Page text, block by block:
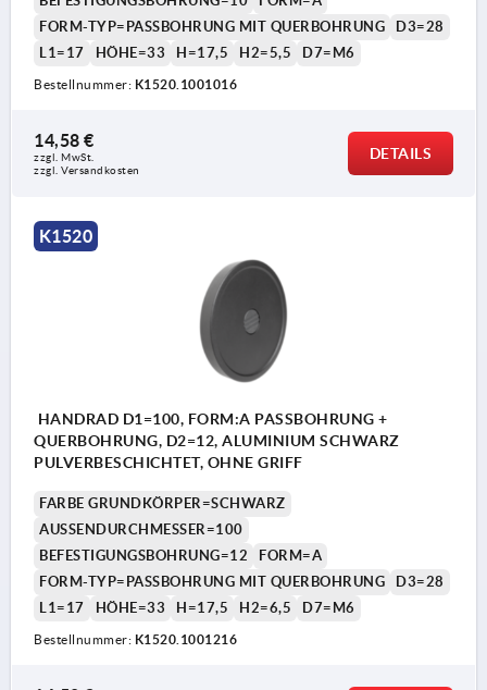
FORM-TYP=PASSBOHRUNG MIT QUERBOHRUNG
D3=28
L1=17
HÖHE=33 H=17,5 H2=5,5 D7=M6
Bestellnummer: K1520.1001016
14,58 €
zzgl. MwSt.
zzgl. Versandkosten
DETAILS
K1520
HANDRAD D1=100, FORM:A PASSBOHRUNG +
QUERBOHRUNG, D2=12, ALUMINIUM SCHWARZ
PULVERBESCHICHTET, OHNE GRIFF
FARBE GRUNDKÖRPER=SCHWARZ
AUSSENDURCHMESSER=100
BEFESTIGUNGSBOHRUNG=12
FORM=A
FORM-TYP=PASSBOHRUNG MIT QUERBOHRUNG
D3=28
L1=17
HÖHE=33 H=17,5 H2=6,5 D7=M6
Bestellnummer: K1520.1001216